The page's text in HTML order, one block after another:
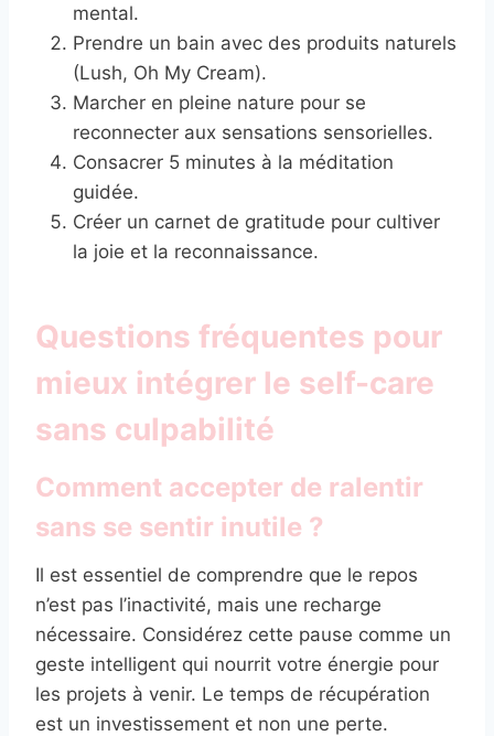
mental.
Prendre un bain avec des produits naturels
(Lush, Oh My Cream).
Marcher en pleine nature pour se
reconnecter aux sensations sensorielles.
Consacrer 5 minutes à la méditation
guidée.
Créer un carnet de gratitude pour cultiver
la joie et la reconnaissance.
Questions fréquentes pour
mieux intégrer le self-care
sans culpabilité
Comment accepter de ralentir
sans se sentir inutile ?
Il est essentiel de comprendre que le repos
n’est pas l’inactivité, mais une recharge
nécessaire. Considérez cette pause comme un
geste intelligent qui nourrit votre énergie pour
les projets à venir. Le temps de récupération
est un investissement et non une perte.